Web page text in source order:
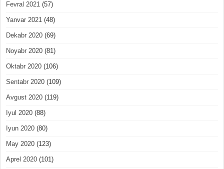
Fevral 2021 (57)
Yanvar 2021 (48)
Dekabr 2020 (69)
Noyabr 2020 (81)
Oktabr 2020 (106)
Sentabr 2020 (109)
Avgust 2020 (119)
Iyul 2020 (88)
Iyun 2020 (80)
May 2020 (123)
Aprel 2020 (101)